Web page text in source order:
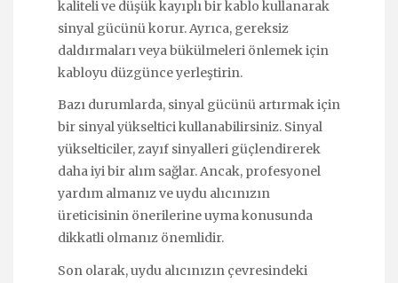
kaliteli ve düşük kayıplı bir kablo kullanarak
sinyal gücünü korur. Ayrıca, gereksiz
daldırmaları veya bükülmeleri önlemek için
kabloyu düzgünce yerleştirin.
Bazı durumlarda, sinyal gücünü artırmak için
bir sinyal yükseltici kullanabilirsiniz. Sinyal
yükselticiler, zayıf sinyalleri güçlendirerek
daha iyi bir alım sağlar. Ancak, profesyonel
yardım almanız ve uydu alıcınızın
üreticisinin önerilerine uyma konusunda
dikkatli olmanız önemlidir.
Son olarak, uydu alıcınızın çevresindeki